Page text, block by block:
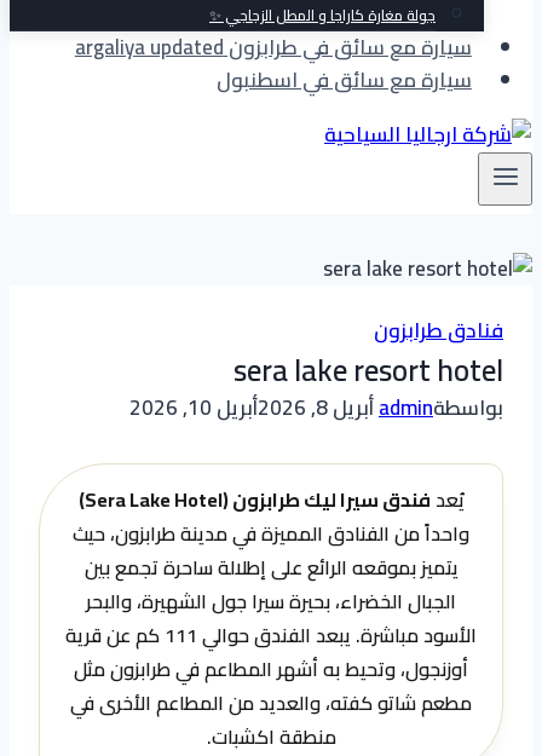
جولة مغارة كاراجا و المطل الزجاجي ✨
سيارة مع سائق في طرابزون argaliya updated
سيارة مع سائق في اسطنبول
فنادق طرابزون
sera lake resort hotel
بواسطةadminأبريل 8, 2026 أبريل 10, 2026
يُعد فندق سيرا ليك طرابزون (Sera Lake Hotel)
واحداً من الفنادق المميزة في مدينة طرابزون، حيث
يتميز بموقعه الرائع على إطلالة ساحرة تجمع بين
الجبال الخضراء، بحيرة سيرا جول الشهيرة، والبحر
الأسود مباشرة. يبعد الفندق حوالي 111 كم عن قرية
أوزنجول، وتحيط به أشهر المطاعم في طرابزون مثل
مطعم شاتو كفته، والعديد من المطاعم الأخرى في
منطقة اكشبات.